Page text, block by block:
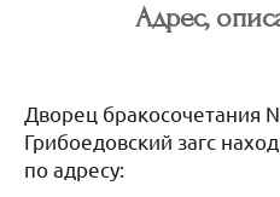
Адрес,
Дворец бракосочетания
Грибоедовский загс
по адресу: